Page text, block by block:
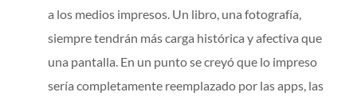
a los medios impresos. Un libro, una fotografía,
siempre tendrán más carga histórica y afectiva que
una pantalla. En un punto se creyó que lo impreso
sería completamente reemplazado por las apps, las